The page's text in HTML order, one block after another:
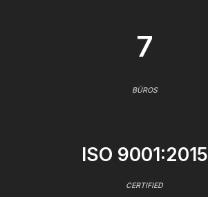
7
BÜROS
ISO 9001:2015
CERTIFIED